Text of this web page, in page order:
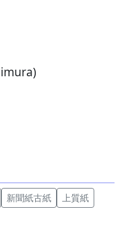
新聞紙古紙
上質紙